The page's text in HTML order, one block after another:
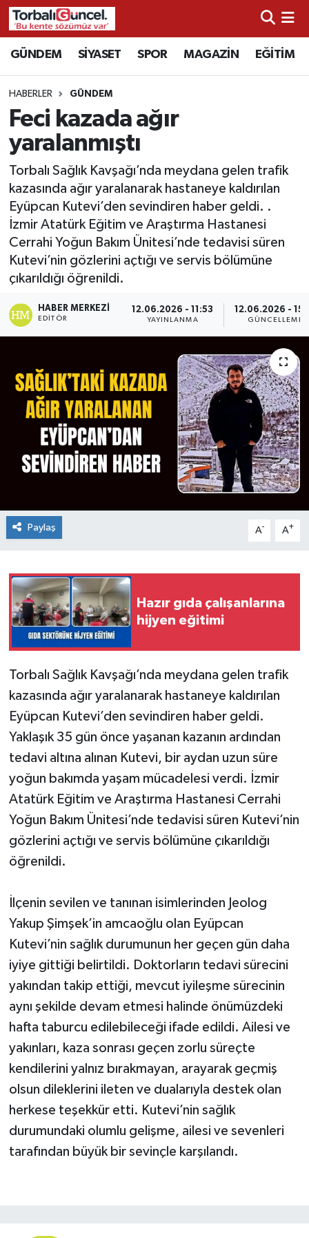
GÜNDEM SİYASET SPOR MAGAZİN EĞİTİM
HABERLER GÜNDEM
Feci kazada ağır
yaralanmıştı
Torbalı Sağlık Kavşağı’nda meydana gelen trafik
kazasında ağır yaralanarak hastaneye kaldırılan
Eyüpcan Kutevi’den sevindiren haber geldi. .
İzmir Atatürk Eğitim ve Araştırma Hastanesi
Cerrahi Yoğun Bakım Ünitesi’nde tedavisi süren
Kutevi’nin gözlerini açtığı ve servis bölümüne
çıkarıldığı öğrenildi.
HABER MERKEZI
EDITÖR
12.06.2026 - 11:53
YAYINLANMA
12.06.2026 -
GÜNCELLEME
Paylaş A- A+
Hazır gıda çalışanlarına
hijyen eğitimi
Torbalı Sağlık Kavşağı’nda meydana gelen trafik
kazasında ağır yaralanarak hastaneye kaldırılan
Eyüpcan Kutevi’den sevindiren haber geldi.
Yaklaşık 35 gün önce yaşanan kazanın ardından
tedavi altına alınan Kutevi, bir aydan uzun süre
yoğun bakımda yaşam mücadelesi verdi. İzmir
Atatürk Eğitim ve Araştırma Hastanesi Cerrahi
Yoğun Bakım Ünitesi’nde tedavisi süren Kutevi’nin
gözlerini açtığı ve servis bölümüne çıkarıldığı
öğrenildi.
İlçenin sevilen ve tanınan isimlerinden Jeolog
Yakup Şimşek’in amcaoğlu olan Eyüpcan
Kutevi’nin sağlık durumunun her geçen gün daha
iyiye gittiği belirtildi. Doktorların tedavi sürecini
yakından takip ettiği, mevcut iyileşme sürecinin
aynı şekilde devam etmesi halinde önümüzdeki
hafta taburcu edilebileceği ifade edildi. Ailesi ve
yakınları, kaza sonrası geçen zorlu süreçte
kendilerini yalnız bırakmayan, arayarak geçmiş
olsun dileklerini ileten ve dualarıyla destek olan
herkese teşekkür etti. Kutevi’nin sağlık
durumundaki olumlu gelişme, ailesi ve sevenleri
tarafından büyük bir sevinçle karşılandı.
İzmir Nöbetçi Eczaneler
İzmir Hava Durumu
İzmir Namaz Vakitleri
İzmir Trafik Yoğunluk Haritası
Süper Lig Puan Durumu ve Fikstür
Tüm Manşetler
Son Dakika Haberleri